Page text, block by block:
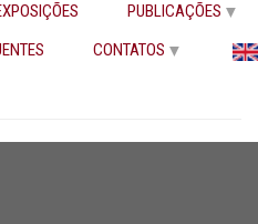
PUBLICAÇÕES
CONTATOS